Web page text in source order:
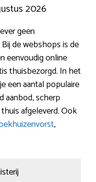
2026
geen
de webshops is de
eenvoudig online
thuisbezorgd. In het
een aantal populaire
aanbod, scherp
afgeleverd. Ook
,